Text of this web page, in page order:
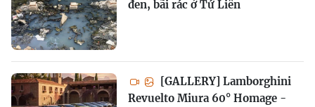
đen, bãi rác ở Tứ Liên
[GALLERY] Lamborghini
Revuelto Miura 60° Homage -